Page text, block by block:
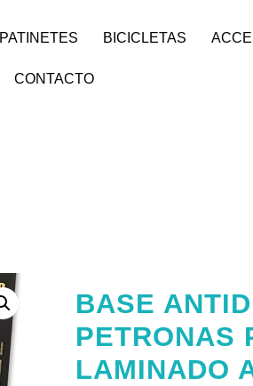
PATINETES BICICLETAS
CONTACTO
BASE
PETRONAS
LAMINADO